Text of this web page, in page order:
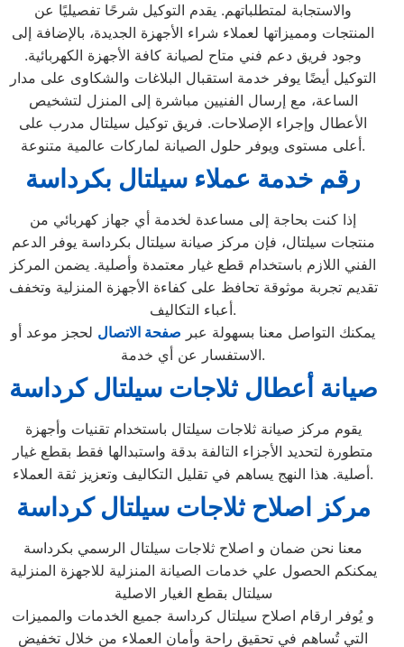
والاستجابة لمتطلباتهم. يقدم التوكيل شرحًا تفصيليًا عن
المنتجات ومميزاتها لعملاء شراء الأجهزة الجديدة، بالإضافة إلى
وجود فريق دعم فني متاح لصيانة كافة الأجهزة الكهربائية.
التوكيل أيضًا يوفر خدمة استقبال البلاغات والشكاوى على مدار
الساعة، مع إرسال الفنيين مباشرة إلى المنزل لتشخيص
الأعطال وإجراء الإصلاحات. فريق توكيل سيلتال مدرب على
أعلى مستوى ويوفر حلول الصيانة لماركات عالمية متنوعة.
رقم خدمة عملاء سيلتال بكرداسة
إذا كنت بحاجة إلى مساعدة لخدمة أي جهاز كهربائي من
منتجات سيلتال، فإن مركز صيانة سيلتال بكرداسة يوفر الدعم
الفني اللازم باستخدام قطع غيار معتمدة وأصلية. يضمن المركز
تقديم تجربة موثوقة تحافظ على كفاءة الأجهزة المنزلية وتخفف
أعباء التكاليف.
يمكنك التواصل معنا بسهولة عبر صفحة الاتصال لحجز موعد أو
الاستفسار عن أي خدمة.
صيانة أعطال ثلاجات سيلتال كرداسة
يقوم مركز صيانة ثلاجات سيلتال باستخدام تقنيات وأجهزة
متطورة لتحديد الأجزاء التالفة بدقة واستبدالها فقط بقطع غيار
أصلية. هذا النهج يساهم في تقليل التكاليف وتعزيز ثقة العملاء.
مركز اصلاح ثلاجات سيلتال كرداسة
معنا نحن ضمان و اصلاح ثلاجات سيلتال الرسمي بكرداسة
يمكنكم الحصول علي خدمات الصيانة المنزلية للاجهزة المنزلية
سيلتال بقطع الغيار الاصلية
و يُوفر ارقام اصلاح سيلتال كرداسة جميع الخدمات والمميزات
التي تُساهم في تحقيق راحة وأمان العملاء من خلال تخفيض